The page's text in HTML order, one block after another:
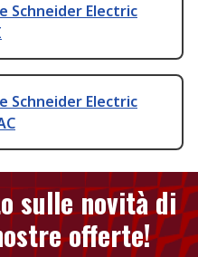
Electric
Electric
sulle novità di
offerte!